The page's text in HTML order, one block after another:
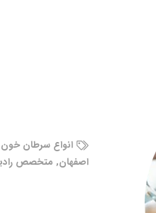
انواع سرطان خون
اصفهان, متخصص